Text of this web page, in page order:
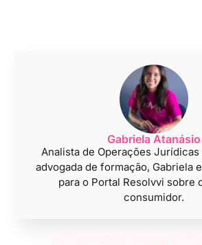
Gabriela Atanásio
Analista de Operações Jurídicas
advogada de formação, Gabriela
para o Portal Resolvvi sobre
consumidor.